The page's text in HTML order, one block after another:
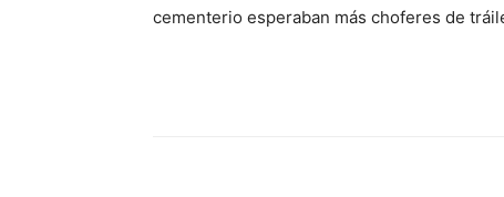
cementerio esperaban más choferes de